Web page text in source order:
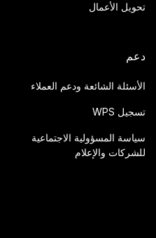
تحويل الأعمال
دعم
الأسئلة الشائعة ودعم العملاء
تسجيل WPS
سياسة المسؤولية الاجتماعية
للشركات والإعلام